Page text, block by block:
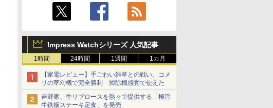
Impress Watchシリーズ 人気記事
1時間 24時間 1週間 1カ月
【家電レビュー】手ごわい雑草との戦い、コメ
リの草刈機で完全勝利 掃除機感覚で使えた
吉野家、牛リブロースを熱々で提供する「極旨
牛鉄板ステーキ定食」を発売